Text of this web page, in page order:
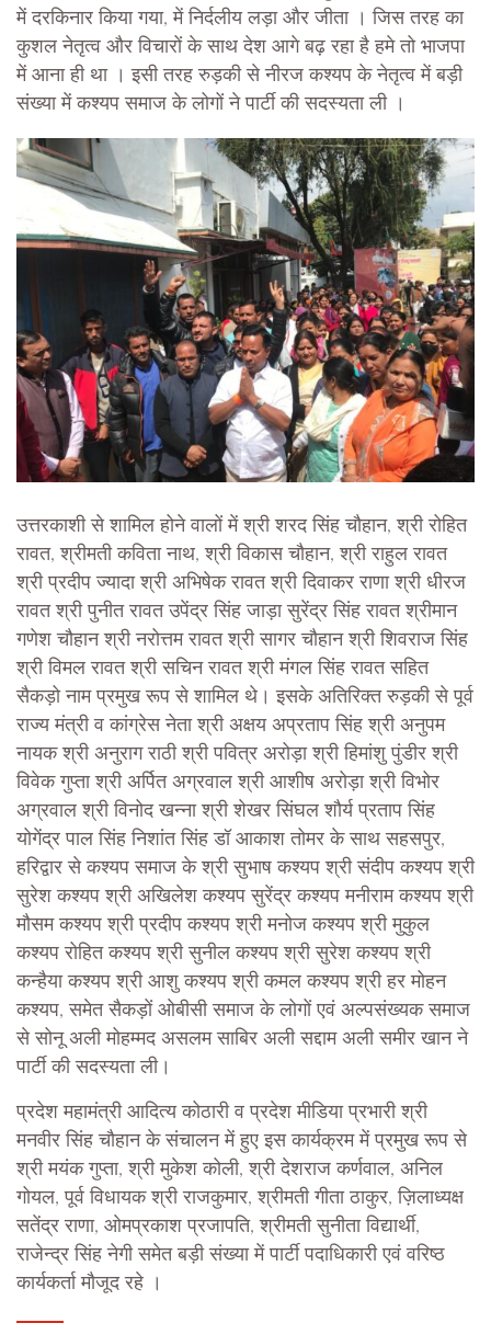
में दरकिनार किया गया, में निर्दलीय लड़ा और जीता । जिस तरह का
कुशल नेतृत्व और विचारों के साथ देश आगे बढ़ रहा है हमे तो भाजपा
में आना ही था । इसी तरह रुड़की से नीरज कश्यप के नेतृत्व में बड़ी
संख्या में कश्यप समाज के लोगों ने पार्टी की सदस्यता ली ।
उत्तरकाशी से शामिल होने वालों में श्री शरद सिंह चौहान, श्री रोहित
रावत, श्रीमती कविता नाथ, श्री विकास चौहान, श्री राहुल रावत
श्री प्रदीप ज्यादा श्री अभिषेक रावत श्री दिवाकर राणा श्री धीरज
रावत श्री पुनीत रावत उपेंद्र सिंह जाड़ा सुरेंद्र सिंह रावत श्रीमान
गणेश चौहान श्री नरोत्तम रावत श्री सागर चौहान श्री शिवराज सिंह
श्री विमल रावत श्री सचिन रावत श्री मंगल सिंह रावत सहित
सैकड़ो नाम प्रमुख रूप से शामिल थे। इसके अतिरिक्त रुड़की से पूर्व
राज्य मंत्री व कांग्रेस नेता श्री अक्षय अप्रताप सिंह श्री अनुपम
नायक श्री अनुराग राठी श्री पवित्र अरोड़ा श्री हिमांशु पुंडीर श्री
विवेक गुप्ता श्री अर्पित अग्रवाल श्री आशीष अरोड़ा श्री विभोर
अग्रवाल श्री विनोद खन्ना श्री शेखर सिंघल शौर्य प्रताप सिंह
योगेंद्र पाल सिंह निशांत सिंह डॉ आकाश तोमर के साथ सहसपुर,
हरिद्वार से कश्यप समाज के श्री सुभाष कश्यप श्री संदीप कश्यप श्री
सुरेश कश्यप श्री अखिलेश कश्यप सुरेंद्र कश्यप मनीराम कश्यप श्री
मौसम कश्यप श्री प्रदीप कश्यप श्री मनोज कश्यप श्री मुकुल
कश्यप रोहित कश्यप श्री सुनील कश्यप श्री सुरेश कश्यप श्री
कन्हैया कश्यप श्री आशु कश्यप श्री कमल कश्यप श्री हर मोहन
कश्यप, समेत सैकड़ों ओबीसी समाज के लोगों एवं अल्पसंख्यक समाज
से सोनू अली मोहम्मद असलम साबिर अली सद्दाम अली समीर खान ने
पार्टी की सदस्यता ली।
प्रदेश महामंत्री आदित्य कोठारी व प्रदेश मीडिया प्रभारी श्री
मनवीर सिंह चौहान के संचालन में हुए इस कार्यक्रम में प्रमुख रूप से
श्री मयंक गुप्ता, श्री मुकेश कोली, श्री देशराज कर्णवाल, अनिल
गोयल, पूर्व विधायक श्री राजकुमार, श्रीमती गीता ठाकुर, ज़िलाध्यक्ष
सतेंद्र राणा, ओमप्रकाश प्रजापति, श्रीमती सुनीता विद्यार्थी,
राजेन्द्र सिंह नेगी समेत बड़ी संख्या में पार्टी पदाधिकारी एवं वरिष्ठ
कार्यकर्ता मौजूद रहे ।